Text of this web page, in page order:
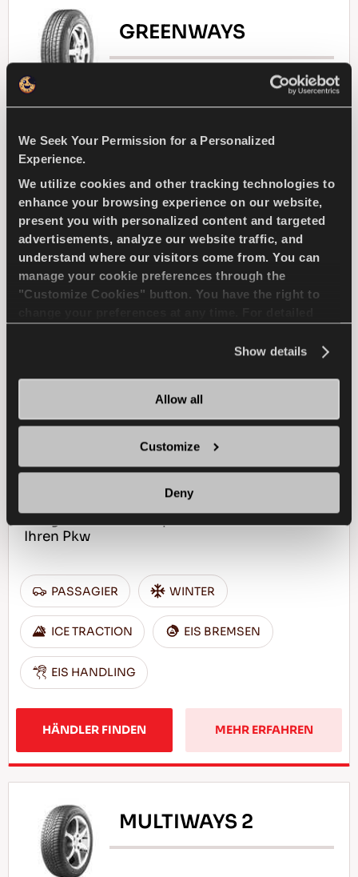
We Seek Your Permission for a Personalized
Experience.
We utilize cookies and other tracking technologies to
enhance your browsing experience on our website,
present you with personalized content and targeted
advertisements, analyze our website traffic, and
understand where our visitors come from. You can
manage your cookie preferences through the
"Customize Cookies" button. You have the right to
Show details
Allow all
Customize
Deny
GREENWAYS
Kompakt-Pkw
PASSAGIER SOMMER
LANGERE LAUFLEISTUNG
ENERGIEEFFIZIENZ
ICEWAYS 2
Ihren Pkw
PASSAGIER WINTER
ICE TRACTION EIS BREMSEN
EIS HANDLING
HÄNDLER FINDEN MEHR ERFAHREN
MULTIWAYS 2